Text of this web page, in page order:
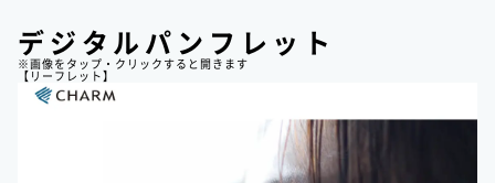
デジタルパンフレット
※画像をタップ・クリックすると開きます
【リーフレット】